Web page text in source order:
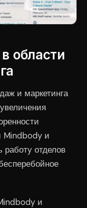
области
и маркетинга
Mindbody и
отделов
и